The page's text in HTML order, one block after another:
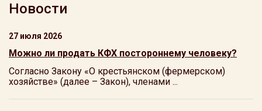
Новости
27 июля 2026
Можно ли продать КФХ постороннему человеку?
Согласно Закону «О крестьянском (фермерском)
хозяйстве» (далее – Закон), членами ...